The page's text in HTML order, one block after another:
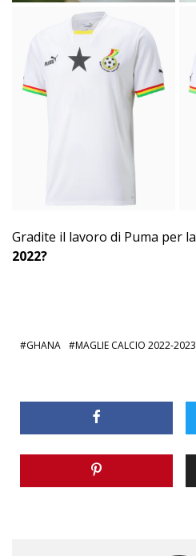
Gradite il lavoro di Puma per la
2022?
GHANA MAGLIE CALCIO 2022-2023